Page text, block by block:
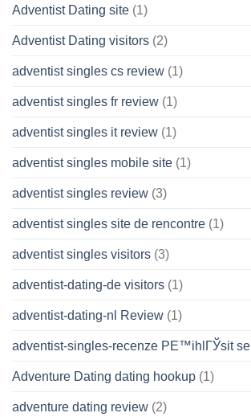
Adventist Dating site (1)
Adventist Dating visitors (2)
adventist singles cs review (1)
adventist singles fr review (1)
adventist singles it review (1)
adventist singles mobile site (1)
adventist singles review (3)
adventist singles site de rencontre (1)
adventist singles visitors (3)
adventist-dating-de visitors (1)
adventist-dating-nl Review (1)
adventist-singles-recenze PЕ™ihlГЎsit se
Adventure Dating dating hookup (1)
adventure dating review (2)